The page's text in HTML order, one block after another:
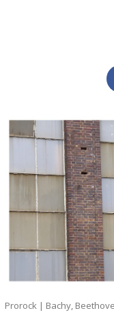
Prorock | Bachy,